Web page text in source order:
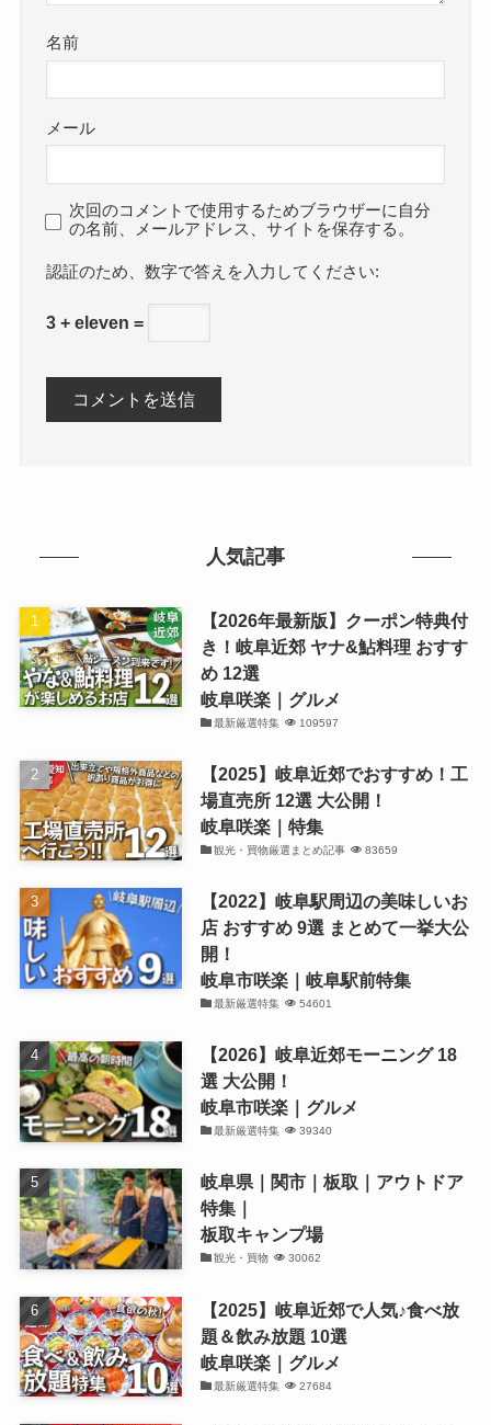
名前
メール
次回のコメントで使用するためブラウザーに自分
の名前、メールアドレス、サイトを保存する。
数字で答えを入力してください:
3 + eleven =
人気記事
【2026年最新版】クーポン特典付
き！岐阜近郊 ヤナ&鮎料理 おすす
め 12選
岐阜咲楽｜グルメ
最新厳選特集 109597
【2025】岐阜近郊でおすすめ！工
場直売所 12選 大公開！
岐阜咲楽｜特集
観光・買物厳選まとめ記事 83659
【2022】岐阜駅周辺の美味しいお
店 おすすめ 9選 まとめて一挙大公
開！
岐阜市咲楽｜岐阜駅前特集
最新厳選特集 54601
【2026】岐阜近郊モーニング 18
選 大公開！
岐阜市咲楽｜グルメ
最新厳選特集 39340
岐阜県｜関市｜板取｜アウトドア
特集｜
板取キャンプ場
観光・買物 30062
【2025】岐阜近郊で人気♪食べ放
題＆飲み放題 10選
岐阜咲楽｜グルメ
最新厳選特集 27684